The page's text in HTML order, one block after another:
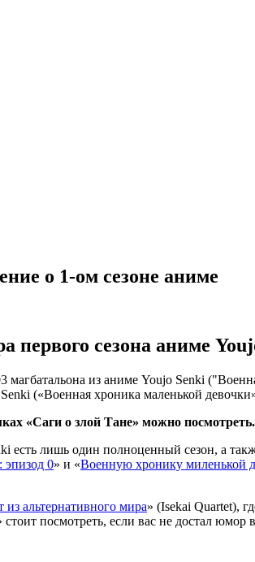
о 1-ом сезоне аниме
первого сезона аниме
(«Военная хроника маленькой
«Саги о злой Тане» можно посмотреть.
есть лишь один полноценный сезон, а
0» и «Военную хронику миленькой
из альтернативного мира» (Isekai Quartet),
стоит посмотреть, если вас не достал